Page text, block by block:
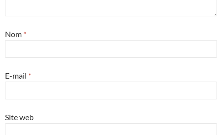
Nom *
E-mail *
Site web